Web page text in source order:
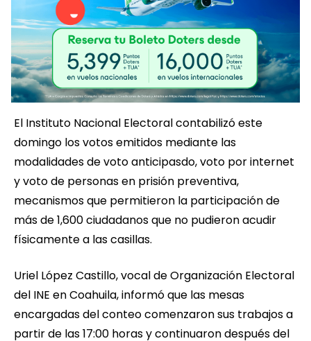
El Instituto Nacional Electoral contabilizó este
domingo los votos emitidos mediante las
modalidades de voto anticipasdo, voto por internet
y voto de personas en prisión preventiva,
mecanismos que permitieron la participación de
más de 1,600 ciudadanos que no pudieron acudir
físicamente a las casillas.
Uriel López Castillo, vocal de Organización Electoral
del INE en Coahuila, informó que las mesas
encargadas del conteo comenzaron sus trabajos a
partir de las 17:00 horas y continuaron después del